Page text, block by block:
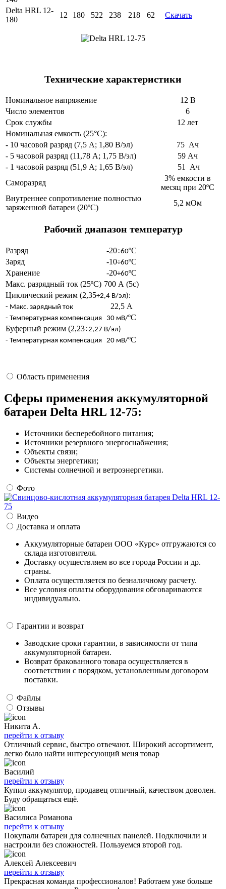
Delta HRL 12-
180
12 180 522 238 218 62 Скачать
Технические характеристики
Номинальное напряжение
12 В
Число элементов
6
Срок службы
12 лет
Номинальная емкость (25°С):
- 10 часовой разряд (7,5 А; 1,80 В/эл)
75 Ач
- 5 часовой разряд (11,78 А; 1,75 В/эл)
59 Ач
- 1 часовой разряд (51,9 А; 1,65 В/эл)
51 Ач
Саморазряд
3% емкости в
месяц при 20ºС
Внутреннее сопротивление полностью
заряженной батареи (20ºС)
5,2 мОм
Рабочий диапазон температур
Разряд -20÷60ºС
Заряд
-10÷60ºС
Хранение
-20÷60ºС
Макс. разрядный ток (25ºС) 700 А (5с)
Циклический режим (2,35÷2,4 В/эл):
- Макс. зарядный ток
22,5 А
- Температурная компенсация 30 мВ/ºC
Буферный режим (2,23÷2,27 В/эл)
- Температурная компенсация 20 мВ/ºC
Область применения
Сферы применения аккумуляторной
батареи Delta HRL 12-75:
Источники бесперебойного питания;
Источники резервного энергоснабжения;
Объекты связи;
Объекты энергетики;
Системы солнечной и ветроэнергетики.
Фото
Видео
Доставка и оплата
Аккумуляторные батареи ООО «Курс» отгружаются со
склада изготовителя.
Доставку осуществляем во все города России и др.
страны.
Оплата осуществляется по безналичному расчету.
Все условия оплаты оборудования обговариваются
индивидуально.
Гарантии и возврат
Заводские сроки гарантии, в зависимости от типа
аккумуляторной батареи.
Возврат бракованного товара осуществляется в
соответствии с порядком, установленным договором
поставки.
Файлы
Отзывы
Никита А.
перейти к отзыву
Отличный сервис, быстро отвечают. Широкий ассортимент,
легко было найти интересующий меня товар
Василий
перейти к отзыву
Купил аккумулятор, продавец отличный, качеством доволен.
Буду обращаться ещё.
Василиса Романова
перейти к отзыву
Покупали батареи для солнечных панелей. Подключили и
настроили без сложностей. Пользуемся второй год.
Алексей Алексеевич
перейти к отзыву
Прекрасная команда профессионалов! Работаем уже больше